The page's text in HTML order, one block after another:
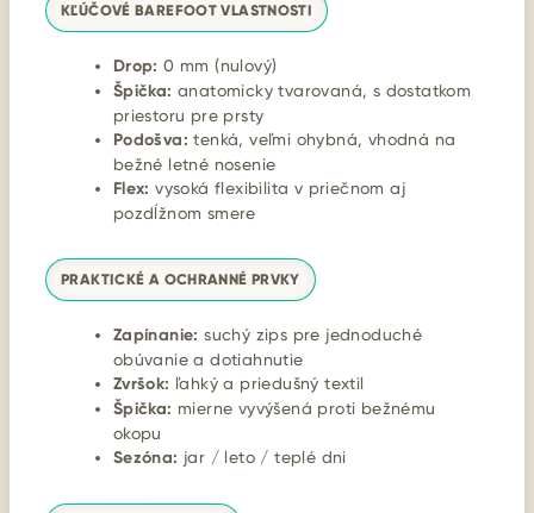
KĽÚČOVÉ BAREFOOT VLASTNOSTI
Drop: 0 mm (nulový)
Špička: anatomicky tvarovaná, s dostatkom
priestoru pre prsty
Podošva: tenká, veľmi ohybná, vhodná na
bežné letné nosenie
Flex: vysoká flexibilita v priečnom aj
pozdĺžnom smere
PRAKTICKÉ A OCHRANNÉ PRVKY
Zapínanie: suchý zips pre jednoduché
obúvanie a dotiahnutie
Zvršok: ľahký a priedušný textil
Špička: mierne vyvýšená proti bežnému
okopu
Sezóna: jar / leto / teplé dni